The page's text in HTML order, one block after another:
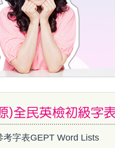
)全民英檢初級字
考字表GEPT Word Lists